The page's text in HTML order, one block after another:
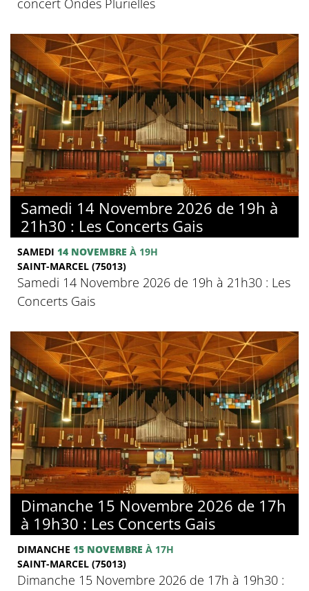
concert Ondes Plurielles
Samedi 14 Novembre 2026 de 19h à
21h30 : Les Concerts Gais
SAMEDI 14 NOVEMBRE À 19H
SAINT-MARCEL (75013)
Samedi 14 Novembre 2026 de 19h à 21h30 : Les
Concerts Gais
Dimanche 15 Novembre 2026 de 17h
à 19h30 : Les Concerts Gais
DIMANCHE 15 NOVEMBRE À 17H
SAINT-MARCEL (75013)
Dimanche 15 Novembre 2026 de 17h à 19h30 :